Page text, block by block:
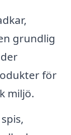
grundlig
för
miljö.